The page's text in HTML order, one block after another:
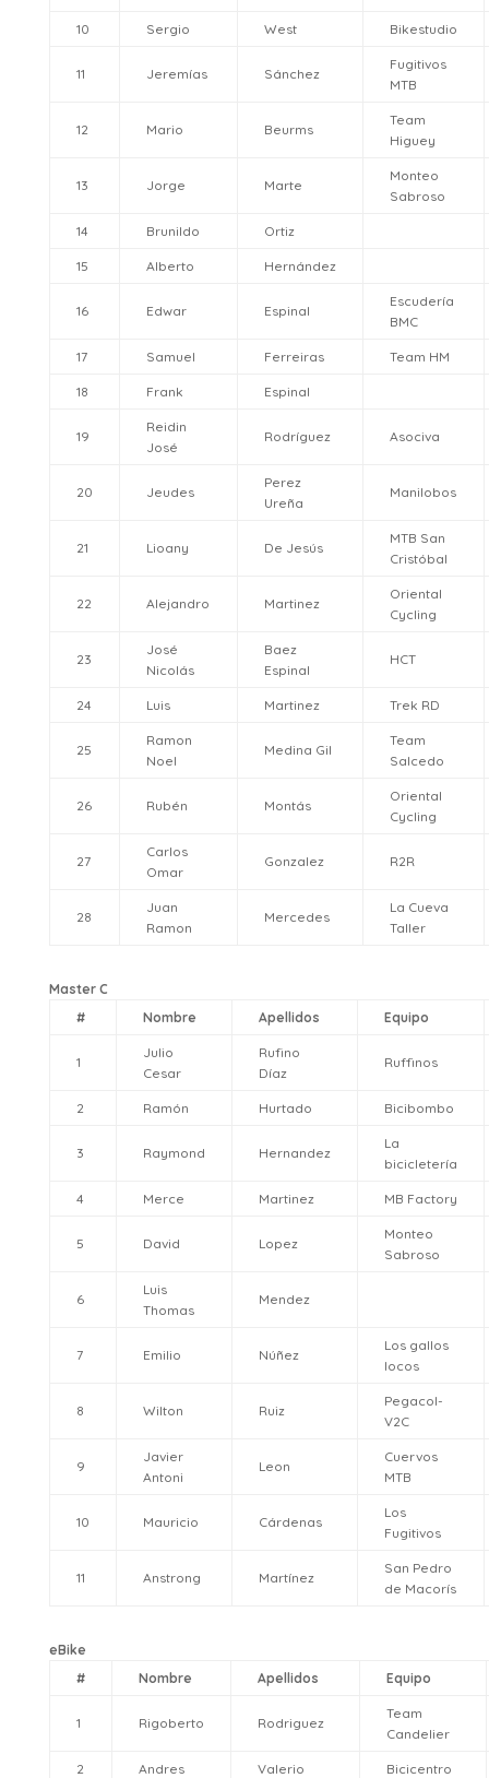
10 Sergio West Bikestudio
11 Jeremías Sánchez
Fugitivos
MTB
12 Mario Beurms
Team
Higuey
13 Jorge Marte
Monteo
Sabroso
14 Brunildo Ortiz
15 Alberto Hernández
16 Edwar Espinal
Escudería
BMC
17 Samuel Ferreiras Team HM
18 Frank Espinal
19
Reidin
José
Rodríguez Asociva
20 Jeudes
Perez
Ureña
Manilobos
21 Lioany De Jesús
MTB San
Cristóbal
22 Alejandro Martinez
Oriental
Cycling
23
José
Nicolás
Baez
Espinal
HCT
24 Luis Martinez Trek RD
25
Ramon
Noel
Medina Gil
Team
Salcedo
26 Rubén Montás
Oriental
Cycling
27
Carlos
Omar
Gonzalez R2R
28
Juan
Ramon
Mercedes
La Cueva
Taller
Master C
#
Nombre Apellidos Equipo
1
Julio
Cesar
Rufino
Díaz
Ruffinos
2 Ramón Hurtado Bicibombo
3 Raymond Hernandez
La
bicicletería
4 Merce Martinez MB Factory
5 David Lopez
Monteo
Sabroso
6
Luis
Thomas
Mendez
7 Emilio Núñez
Los gallos
locos
8 Wilton Ruiz
Pegacol-
V2C
9
Javier
Antoni
Leon
Cuervos
MTB
10 Mauricio Cárdenas
Los
Fugitivos
11 Anstrong Martínez
San Pedro
de Macorís
eBike
#
Nombre Apellidos Equipo
1 Rigoberto Rodriguez
Team
Candelier
2 Andres Valerio Bicicentro